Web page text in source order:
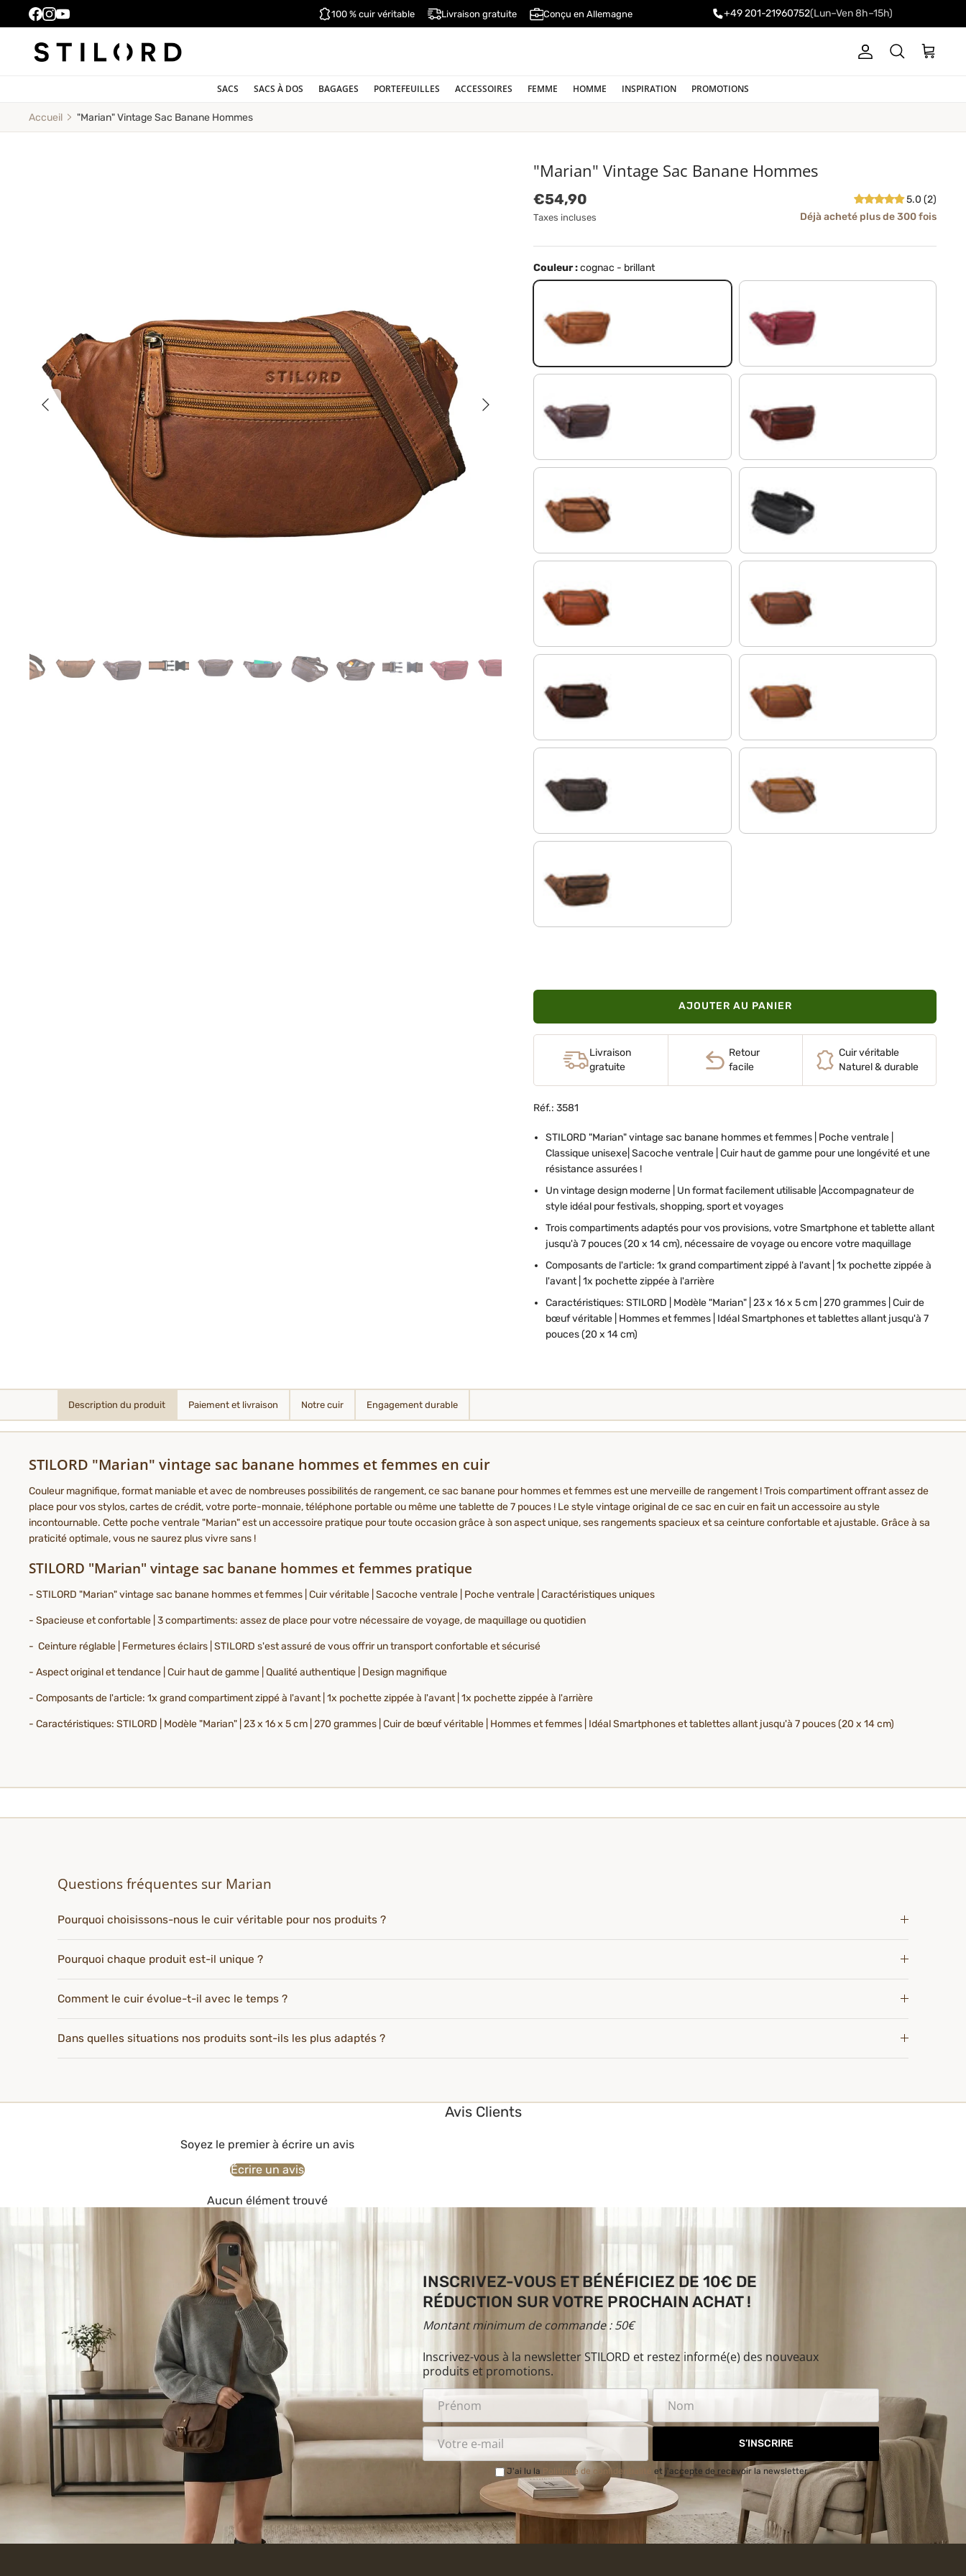
100 % cuir véritable Livraison gratuite Conçu en Allemagne +49 201-21960752(Lun–Ven 8h–15h)
CompteRecherchePanier
SACS SACS À DOS BAGAGES PORTEFEUILLES ACCESSOIRES FEMME HOMME INSPIRATION PROMOTIONS
Accueil "Marian" Vintage Sac Banane Hommes
Précédent Suivant
"Marian" Vintage Sac Banane Hommes
Prix habituel
€54,90
Taxes incluses
5.0 (2)
Déjà acheté plus de 300 fois
Couleur :cognac - brillant
cognac - brillant rosso
ébène - marron marron - chocolat
marron noir
maraska - marron marron - antique
cognac - marron foncé Cognac Marron
marron - foncé pâle cognac - brun clair
colorado - marron
AJOUTER AU PANIER
Livraison
gratuite
Retour
facile
Cuir véritable
Naturel & durable
Réf.: 3581
STILORD "Marian" vintage sac banane hommes et femmes | Poche ventrale |
Classique unisexe| Sacoche ventrale | Cuir haut de gamme pour une longévité et une
résistance assurées !
Un vintage design moderne | Un format facilement utilisable |Accompagnateur de
style idéal pour festivals, shopping, sport et voyages
Trois compartiments adaptés pour vos provisions, votre Smartphone et tablette allant
jusqu'à 7 pouces (20 x 14 cm), nécessaire de voyage ou encore votre maquillage
Composants de l'article: 1x grand compartiment zippé à l'avant | 1x pochette zippée à
l'avant | 1x pochette zippée à l'arrière
Caractéristiques: STILORD | Modèle "Marian" | 23 x 16 x 5 cm | 270 grammes | Cuir de
bœuf véritable | Hommes et femmes | Idéal Smartphones et tablettes allant jusqu'à 7
pouces (20 x 14 cm)
Description du produit Paiement et livraison Notre cuir Engagement durable
STILORD "Marian" vintage sac banane hommes et femmes en cuir
Couleur magnifique, format maniable et avec de nombreuses possibilités de rangement, ce sac banane pour hommes et femmes est une merveille de rangement ! Trois compartiment offrant assez de
place pour vos stylos, cartes de crédit, votre porte-monnaie, téléphone portable ou même une tablette de 7 pouces ! Le style vintage original de ce sac en cuir en fait un accessoire au style
incontournable. Cette poche ventrale "Marian" est un accessoire pratique pour toute occasion grâce à son aspect unique, ses rangements spacieux et sa ceinture confortable et ajustable. Grâce à sa
praticité optimale, vous ne saurez plus vivre sans !
STILORD "Marian" vintage sac banane hommes et femmes pratique
- STILORD "Marian" vintage sac banane hommes et femmes | Cuir véritable | Sacoche ventrale | Poche ventrale | Caractéristiques uniques
- Spacieuse et confortable | 3 compartiments: assez de place pour votre nécessaire de voyage, de maquillage ou quotidien
- Ceinture réglable | Fermetures éclairs | STILORD s'est assuré de vous offrir un transport confortable et sécurisé
- Aspect original et tendance | Cuir haut de gamme | Qualité authentique | Design magnifique
- Composants de l'article: 1x grand compartiment zippé à l'avant | 1x pochette zippée à l'avant | 1x pochette zippée à l'arrière
- Caractéristiques: STILORD | Modèle "Marian" | 23 x 16 x 5 cm | 270 grammes | Cuir de bœuf véritable | Hommes et femmes | Idéal Smartphones et tablettes allant jusqu'à 7 pouces (20 x 14 cm)
Questions fréquentes sur Marian
Pourquoi choisissons-nous le cuir véritable pour nos produits ?
Pourquoi chaque produit est-il unique ?
Comment le cuir évolue-t-il avec le temps ?
Dans quelles situations nos produits sont-ils les plus adaptés ?
Avis Clients
Soyez le premier à écrire un avis
Écrire un avis
Aucun élément trouvé
INSCRIVEZ-VOUS ET BÉNÉFICIEZ DE 10€ DE
RÉDUCTION SUR VOTRE PROCHAIN ACHAT !
Montant minimum de commande : 50€
Inscrivez-vous à la newsletter STILORD et restez informé(e) des nouveaux
produits et promotions.
S’INSCRIRE
J'ai lu la Politique de confidentialité et j'accepte de recevoir la newsletter.